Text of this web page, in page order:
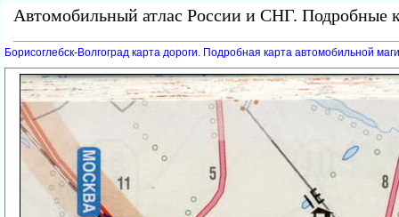
Автомобильный атлас России и СНГ. Подробные
Борисоглебск-Волгоград карта дороги. Подробная карта автомобильной